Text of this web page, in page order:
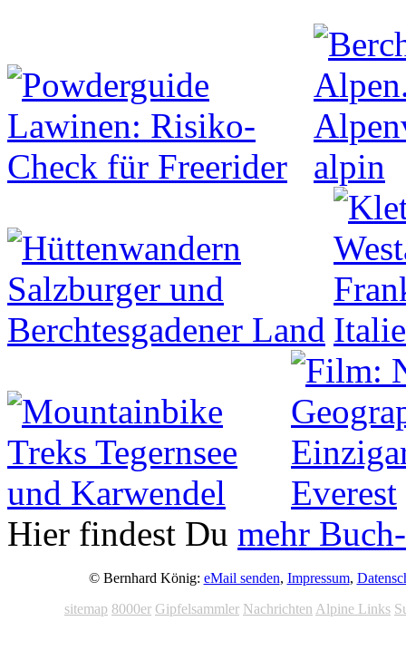
Hier findest Du mehr
© Bernhard König: eMail senden, Impressum,
sitemap 8000er Gipfelsammler Nachrichten Alpine Links